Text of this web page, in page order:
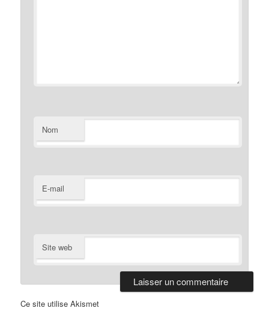
Nom
E-mail
Site web
Ce site utilise Akismet